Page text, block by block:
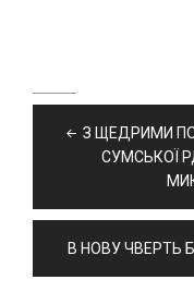
записів
З ЩЕДРИМИ
СУМСЬКОЇ
В НОВУ ЧВЕРТЬ